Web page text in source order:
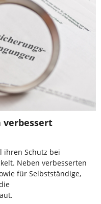
verbessert
ihren Schutz bei
Neben verbesserten
für Selbstständige,